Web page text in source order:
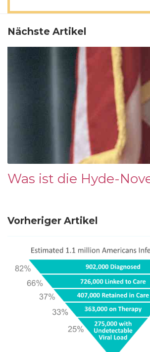
Nächste Artikel
Was ist die Hyde-
Vorheriger Artikel